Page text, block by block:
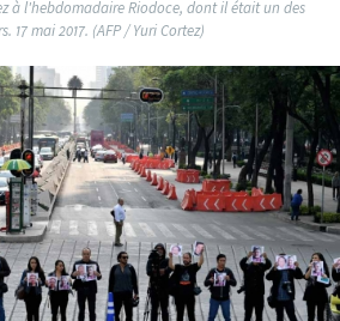
à l'hebdomadaire Riodoce, dont il était un des
17 mai 2017. (AFP / Yuri Cortez)